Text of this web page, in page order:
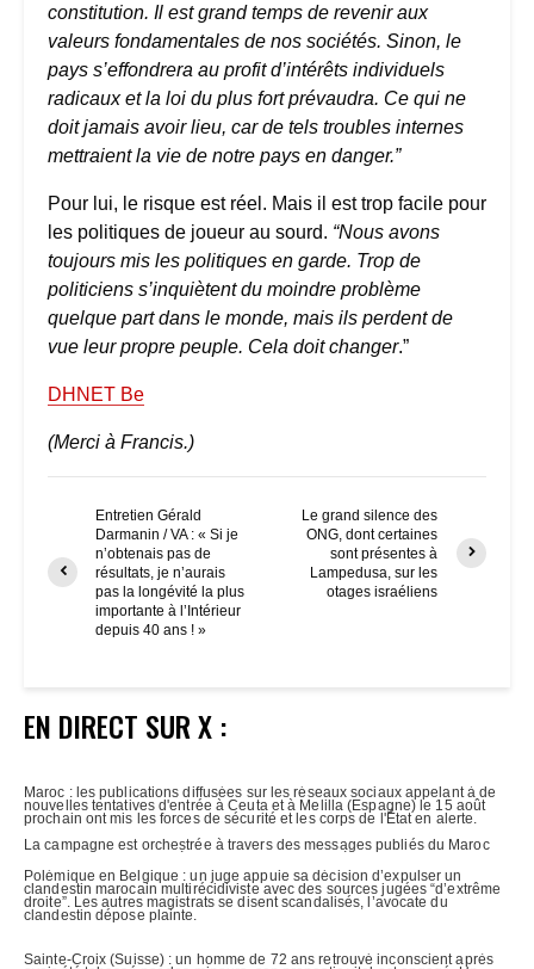
constitution. Il est grand temps de revenir aux
valeurs fondamentales de nos sociétés. Sinon, le
pays s’effondrera au profit d’intérêts individuels
radicaux et la loi du plus fort prévaudra. Ce qui ne
doit jamais avoir lieu, car de tels troubles internes
mettraient la vie de notre pays en danger.”
Pour lui, le risque est réel. Mais il est trop facile pour
les politiques de joueur au sourd. “Nous avons
toujours mis les politiques en garde. Trop de
politiciens s’inquiètent du moindre problème
quelque part dans le monde, mais ils perdent de
vue leur propre peuple. Cela doit changer.”
DHNET Be
(Merci à Francis.)
Entretien Gérald
Darmanin / VA : « Si je
n’obtenais pas de
résultats, je n’aurais
pas la longévité la plus
importante à l’Intérieur
depuis 40 ans ! »
Le grand silence des
ONG, dont certaines
sont présentes à
Lampedusa, sur les
otages israéliens
EN DIRECT SUR X :